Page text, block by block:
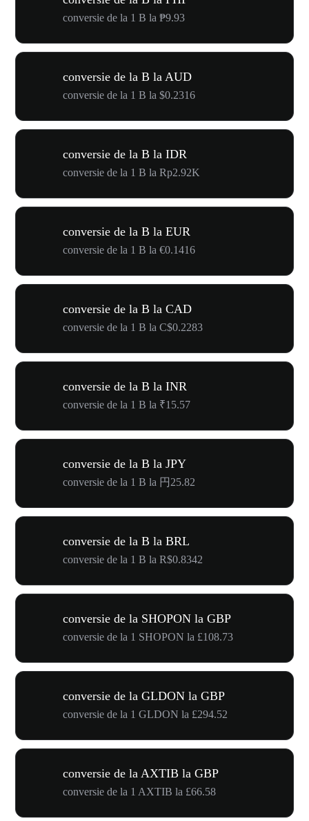
conversie de la 1 B la ₱9.93
conversie de la B la AUD
conversie de la 1 B la $0.2316
conversie de la B la IDR
conversie de la 1 B la Rp2.92K
conversie de la B la EUR
conversie de la 1 B la €0.1416
conversie de la B la CAD
conversie de la 1 B la C$0.2283
conversie de la B la INR
conversie de la 1 B la ₹15.57
conversie de la B la JPY
conversie de la 1 B la 円25.82
conversie de la B la BRL
conversie de la 1 B la R$0.8342
conversie de la SHOPON la GBP
conversie de la 1 SHOPON la £108.73
conversie de la GLDON la GBP
conversie de la 1 GLDON la £294.52
conversie de la AXTIB la GBP
conversie de la 1 AXTIB la £66.58